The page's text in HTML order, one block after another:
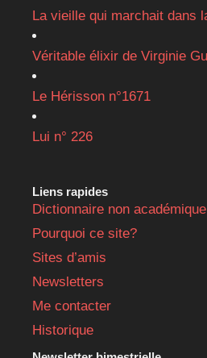
La vieille qui marchait dans
Véritable élixir de Virginie
Le Hérisson n°1671
Lui n° 226
Liens rapides
Dictionnaire non académique
Pourquoi ce site?
Sites d’amis
Newsletters
Me contacter
Historique